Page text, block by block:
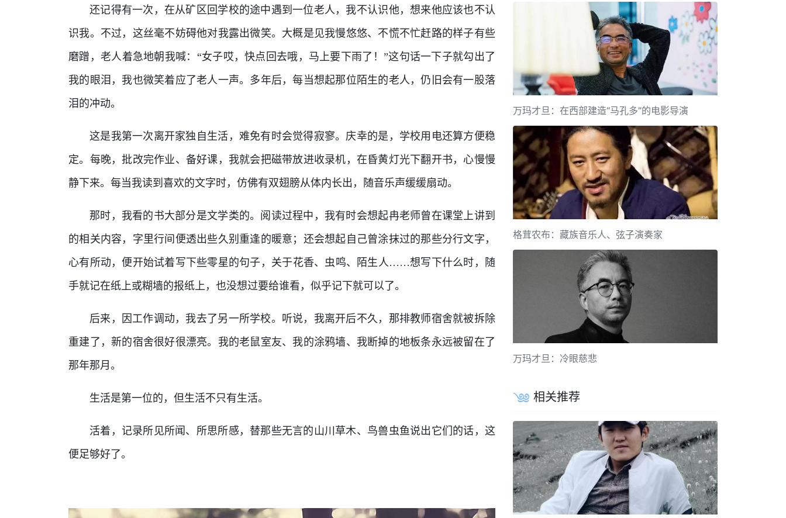
还记得有一次，在从矿区回学校的途中遇到一位老人，我不认识他，想来他应该也不认
识我。不过，这丝毫不妨碍他对我露出微笑。大概是见我慢悠悠、不慌不忙赶路的样子有些
磨蹭，老人着急地朝我喊：“女子哎，快点回去哦，马上要下雨了！”这句话一下子就勾出了
我的眼泪，我也微笑着应了老人一声。多年后，每当想起那位陌生的老人，仍旧会有一股落
泪的冲动。
这是我第一次离开家独自生活，难免有时会觉得寂寥。庆幸的是，学校用电还算方便稳
定。每晚，批改完作业、备好课，我就会把磁带放进收录机，在昏黄灯光下翻开书，心慢慢
静下来。每当我读到喜欢的文字时，仿佛有双翅膀从体内长出，随音乐声缓缓扇动。
那时，我看的书大部分是文学类的。阅读过程中，我有时会想起冉老师曾在课堂上讲到
的相关内容，字里行间便透出些久别重逢的暖意；还会想起自己曾涂抹过的那些分行文字，
心有所动，便开始试着写下些零星的句子，关于花香、虫鸣、陌生人……想写下什么时，随
手就记在纸上或糊墙的报纸上，也没想过要给谁看，似乎记下就可以了。
后来，因工作调动，我去了另一所学校。听说，我离开后不久，那排教师宿舍就被拆除
重建了，新的宿舍很好很漂亮。我的老鼠室友、我的涂鸦墙、我断掉的地板条永远被留在了
那年那月。
生活是第一位的，但生活不只有生活。
活着，记录所见所闻、所思所感，替那些无言的山川草木、鸟兽虫鱼说出它们的话，这
便足够好了。
万玛才旦：在西部建造“马孔多”的电影导演
格茸农布：藏族音乐人、弦子演奏家
万玛才旦：冷眼慈悲
相关推荐